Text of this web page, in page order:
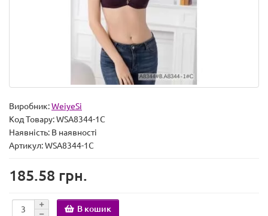
Виробник:WeiyeSi
Код Товару:WSA8344-1C
Наявність: В наявності
Артикул: WSA8344-1C
185.58 грн.
В кошик